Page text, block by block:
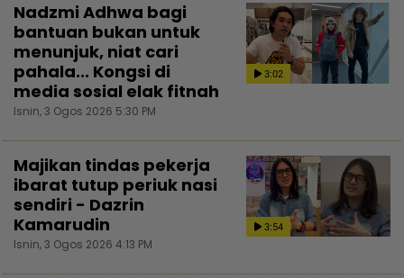
3:02
Nadzmi Adhwa bagi
bantuan bukan untuk
menunjuk, niat cari
pahala... Kongsi di
media sosial elak fitnah
Isnin, 3 Ogos 2026 5:30 PM
3:54
Majikan tindas pekerja
ibarat tutup periuk nasi
sendiri - Dazrin
Kamarudin
Isnin, 3 Ogos 2026 4:13 PM